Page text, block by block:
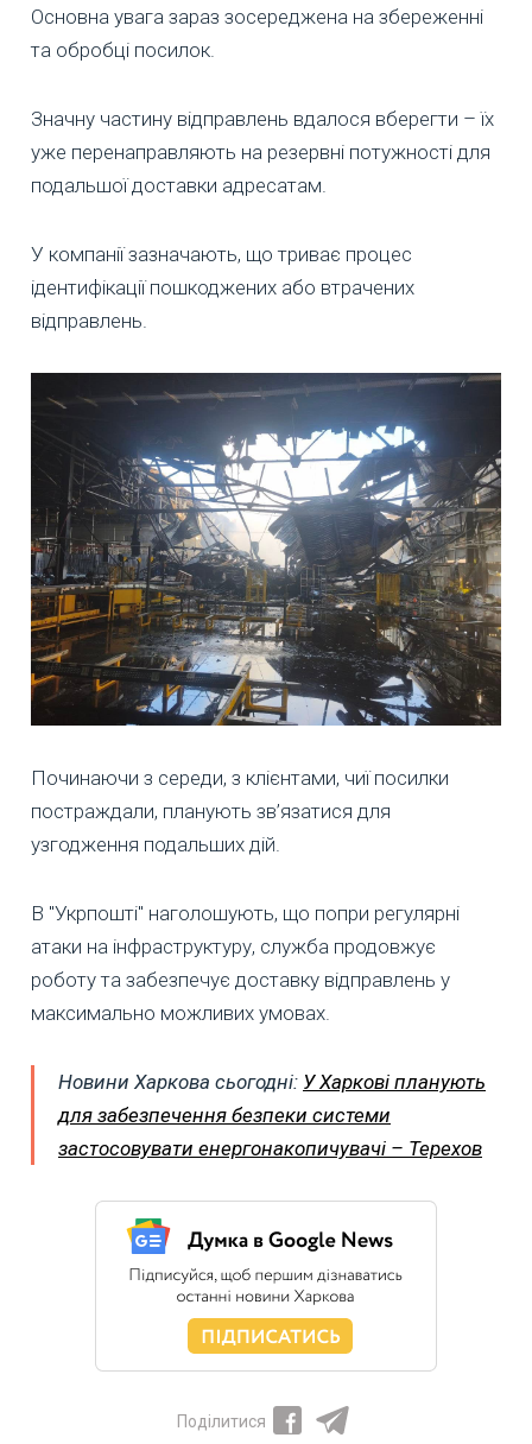
Основна увага зараз зосереджена на збереженні
та обробці посилок.
Значну частину відправлень вдалося вберегти – їх
уже перенаправляють на резервні потужності для
подальшої доставки адресатам.
У компанії зазначають, що триває процес
ідентифікації пошкоджених або втрачених
відправлень.
Починаючи з середи, з клієнтами, чиї посилки
постраждали, планують зв’язатися для
узгодження подальших дій.
В "Укрпошті" наголошують, що попри регулярні
атаки на інфраструктуру, служба продовжує
роботу та забезпечує доставку відправлень у
максимально можливих умовах.
Новини Харкова сьогодні: У Харкові планують
для забезпечення безпеки системи
застосовувати енергонакопичувачі – Терехов
Поділитися